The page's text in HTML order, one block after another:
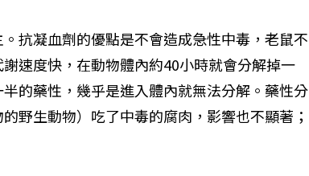
抗凝血劑的優點是不會造成急性中毒，老鼠不
速度快，在動物體內約40小時就會分解掉一
的藥性，幾乎是進入體內就無法分解。藥性分
野生動物）吃了中毒的腐肉，影響也不顯著；